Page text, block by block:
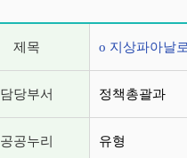
제목 o 지상파아날
담당부서 정책총괄과
공공누리 유형